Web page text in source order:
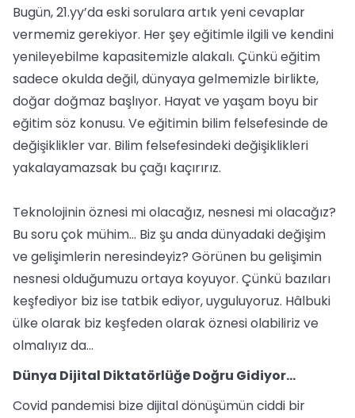
Bugün, 21.yy’da eski sorulara artık yeni cevaplar
vermemiz gerekiyor. Her şey eğitimle ilgili ve kendini
yenileyebilme kapasitemizle alakalı. Çünkü eğitim
sadece okulda değil, dünyaya gelmemizle birlikte,
doğar doğmaz başlıyor. Hayat ve yaşam boyu bir
eğitim söz konusu. Ve eğitimin bilim felsefesinde de
değişiklikler var. Bilim felsefesindeki değişiklikleri
yakalayamazsak bu çağı kaçırırız.
Teknolojinin öznesi mi olacağız, nesnesi mi olacağız?
Bu soru çok mühim… Biz şu anda dünyadaki değişim
ve gelişimlerin neresindeyiz? Görünen bu gelişimin
nesnesi olduğumuzu ortaya koyuyor. Çünkü bazıları
keşfediyor biz ise tatbik ediyor, uyguluyoruz. Hâlbuki
ülke olarak biz keşfeden olarak öznesi olabiliriz ve
olmalıyız da…
Dünya Dijital Diktatörlüğe Doğru Gidiyor…
Covid pandemisi bize dijital dönüşümün ciddi bir